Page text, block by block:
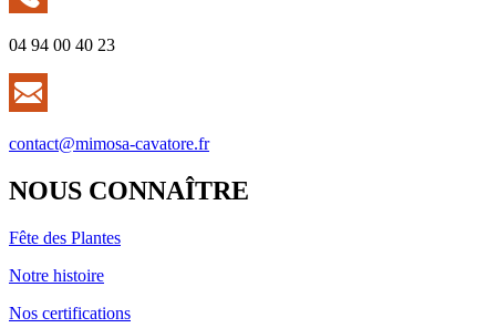
04 94 00 40 23
contact@mimosa-cavatore.fr
NOUS CONNAÎTRE
Fête des Plantes
Notre histoire
Nos certifications